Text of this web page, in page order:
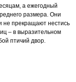
а ежегодный
размера. Они
не прекращают нестись
– в выразительном
птичий двор.